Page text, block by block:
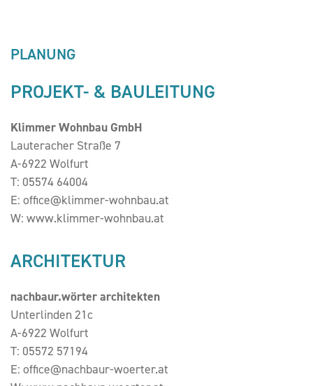
PLANUNG
PROJEKT- & BAULEITUNG
Klimmer Wohnbau GmbH
Lauteracher Straße 7
A-6922 Wolfurt
T: 05574 64004
E: office@klimmer-wohnbau.at
W: www.klimmer-wohnbau.at
ARCHITEKTUR
nachbaur.wörter architekten
Unterlinden 21c
A-6922 Wolfurt
T: 05572 57194
E: office@nachbaur-woerter.at